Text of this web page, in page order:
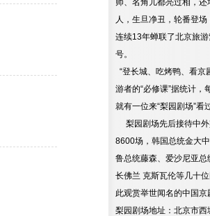
师、名角儿都亮过相，
人，生旦净丑，轮番登
连续13年蝉联了北京旅
号。
“登长城、吃烤鸭、看京
游者的“必修课”据统计，
就有一位来“梨园剧场”看
梨园剧场先后接待中
8600场，韩国总统金大
鲁总统藤森、爱沙尼亚总
长佛兰 克斯瓦伦等几十
此观赏举世闻名的中国京
梨园剧场地址：北京市